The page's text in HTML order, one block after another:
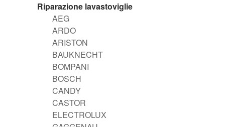
Riparazione lavastoviglie
AEG
ARDO
ARISTON
BAUKNECHT
BOMPANI
BOSCH
CANDY
CASTOR
ELECTROLUX